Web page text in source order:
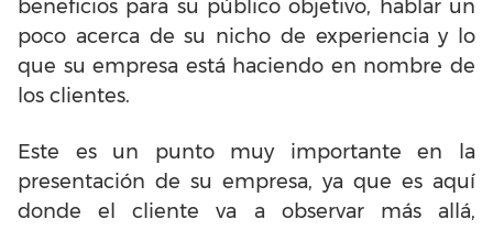
beneficios para su público objetivo, hablar un
poco acerca de su nicho de experiencia y lo
que su empresa está haciendo en nombre de
los clientes.
Este es un punto muy importante en la
presentación de su empresa, ya que es aquí
donde el cliente va a observar más allá,